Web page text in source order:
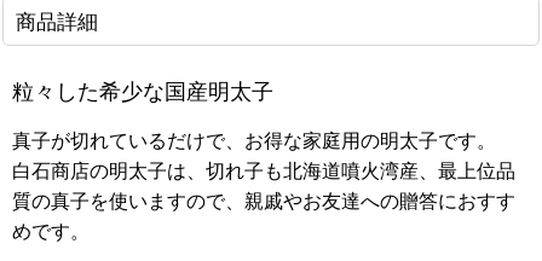
商品詳細
粒々した希少な国産明太子
真子が切れているだけで、お得な家庭用の明太子です。
白石商店の明太子は、切れ子も北海道噴火湾産、最上位品
質の真子を使いますので、親戚やお友達への贈答におすす
めです。